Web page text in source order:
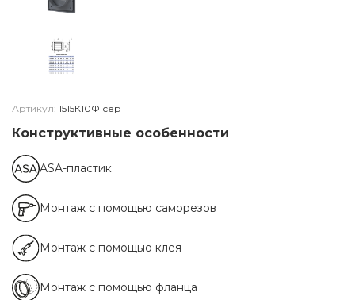
Артикул: 1515К10Ф сер
Конструктивные особенности
ASA-пластик
Монтаж с помощью саморезов
Монтаж с помощью клея
Монтаж с помощью фланца